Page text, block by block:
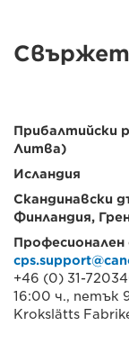
Прибалтийски
Литва)
Исландия
Скандинавски
Финландия,
Професионален
+46 (0) 31-
16:00 ч., петък
Krokslätts